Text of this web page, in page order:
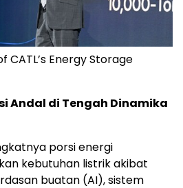
CATL’s Energy Storage
Andal di Tengah Dinamika
porsi energi
kebutuhan listrik akibat
buatan (AI), sistem